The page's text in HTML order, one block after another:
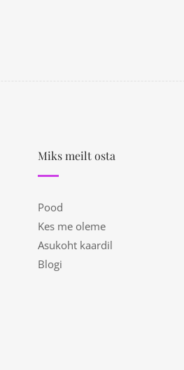
Miks meilt osta
Pood
Kes me oleme
Asukoht kaardil
Blogi